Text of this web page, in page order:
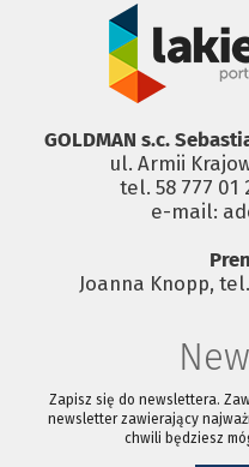
GOLDMAN s.c.
ul. Armii
tel. 58 777 01
e-mail:
Joanna Knopp,
Zapisz się do newslettera.
newsletter zawierający
chwili będziesz